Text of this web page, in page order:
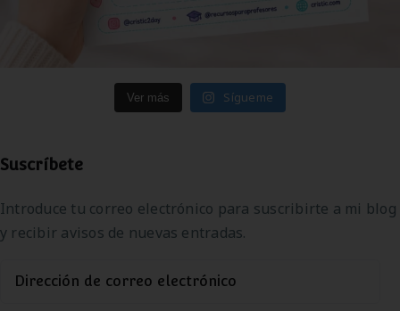
Ver más Sígueme
Suscríbete
Introduce tu correo electrónico para suscribirte a mi blog
y recibir avisos de nuevas entradas.
Dirección